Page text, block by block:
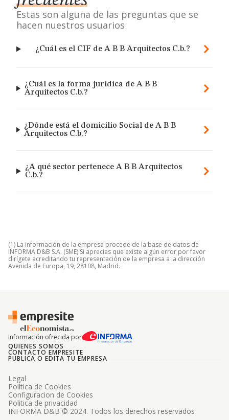
Estas son alguna de las preguntas que se
hacen nuestros usuarios
¿Cuál es el CIF de A B B Arquitectos C.b.?
¿Cuál es la forma jurídica de A B B
Arquitectos C.b.?
¿Dónde está el domicilio Social de A B B
Arquitectos C.b.?
¿A qué sector pertenece A B B Arquitectos
C.b.?
(1) La información de la empresa procede de la base de datos de
INFORMA D&B S.A. (SME) Si aprecias que existe algún error por favor
dirígete acreditando tu representación de la empresa a la dirección
Avenida de Europa, 19, 28108, Madrid.
Información ofrecida por
QUIENES SOMOS
CONTACTO EMPRESITE
PUBLICA O EDITA TU EMPRESA
INFORMA D&B © 2024. Todos los derechos reservados
Legal
Politica de Cookies
Configuracion de Cookies
Politica de privacidad